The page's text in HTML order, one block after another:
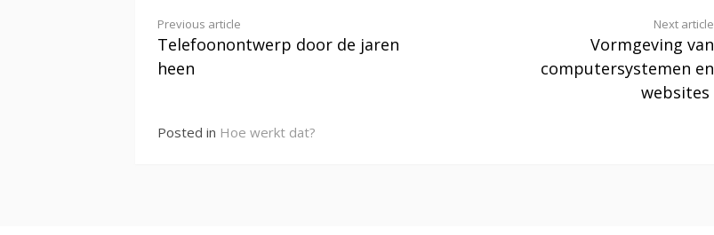
Continue
Reading
Previous article
Telefoonontwerp door de jaren
heen
Next article
Vormgeving van
computersystemen en
websites
Posted in Hoe werkt dat?